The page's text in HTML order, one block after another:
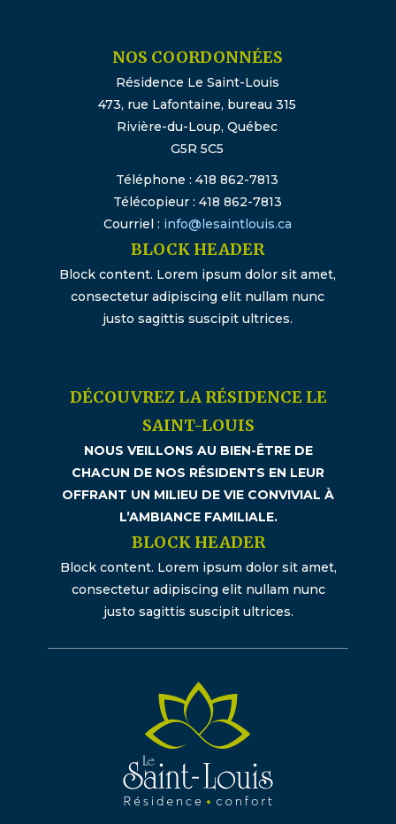
NOS COORDONNÉES
Résidence Le Saint-Louis
473, rue Lafontaine, bureau 315
Rivière-du-Loup, Québec
G5R 5C5
Téléphone : 418 862-7813
Télécopieur : 418 862-7813
Courriel : info@lesaintlouis.ca
BLOCK HEADER
Block content. Lorem ipsum dolor sit amet,
consectetur adipiscing elit nullam nunc
justo sagittis suscipit ultrices.
DÉCOUVREZ LA RÉSIDENCE LE
SAINT-LOUIS
NOUS VEILLONS AU BIEN-ÊTRE DE
CHACUN DE NOS RÉSIDENTS EN LEUR
OFFRANT UN MILIEU DE VIE CONVIVIAL À
L’AMBIANCE FAMILIALE.
BLOCK HEADER
Block content. Lorem ipsum dolor sit amet,
consectetur adipiscing elit nullam nunc
justo sagittis suscipit ultrices.